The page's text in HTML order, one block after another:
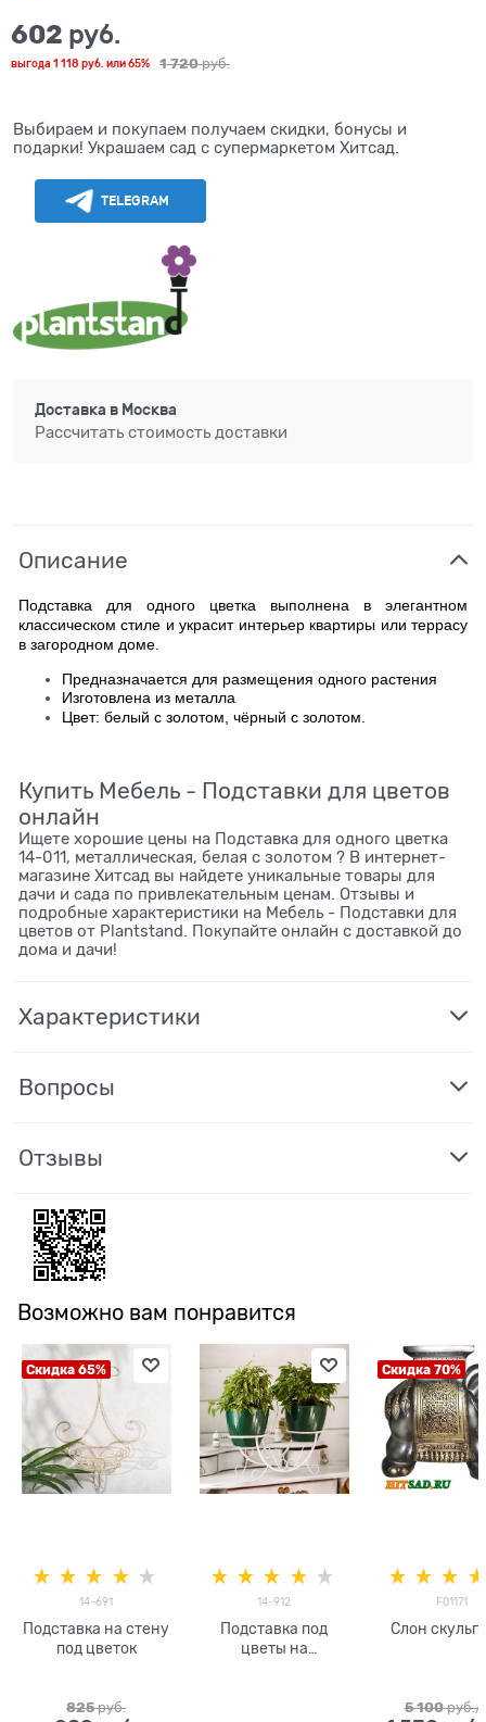
1 720 руб.
602 руб.
выгода 1 118 руб. или65%
Выбираем и покупаем получаем скидки, бонусы и
подарки! Украшаем сад с супермаркетом Хитсад.
TELEGRAM
Доставка в Москва
Рассчитать стоимость доставки
Описание
Подставка для одного цветка выполнена в элегантном
классическом стиле и украсит интерьер квартиры или террасу
в загородном доме.
Предназначается для размещения одного растения
Изготовлена из металла
Цвет: белый с золотом, чёрный с золотом.
Купить Мебель - Подставки для цветов
онлайн
Ищете хорошие цены на Подставка для одного цветка
14-011, металлическая, белая с золотом ? В интернет-
магазине Хитсад вы найдете уникальные товары для
дачи и сада по привлекательным ценам. Отзывы и
подробные характеристики на Мебель - Подставки для
цветов от Plantstand. Покупайте онлайн с доставкой до
дома и дачи!
Характеристики
Вопросы
Отзывы
Возможно вам понравится
Скидка 65%
14-691
Подставка на стену
под цветок
825 руб.
14-912
Подставка под
цветы на
Скидка 70%
F01171
Слон
5 100 руб./